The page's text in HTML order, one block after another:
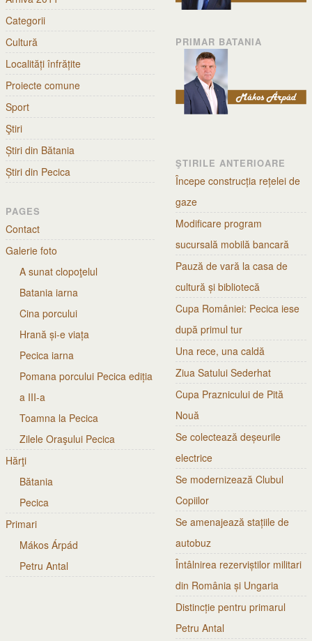
Categorii
Cultură
Localități înfrățite
Proiecte comune
Sport
Ştiri
Știri din Bătania
Știri din Pecica
PAGES
Contact
Galerie foto
A sunat clopoţelul
Batania iarna
Cina porcului
Hrană și-e viața
Pecica iarna
Pomana porcului Pecica ediția
a III-a
Toamna la Pecica
Zilele Oraşului Pecica
Hărţi
Bătania
Pecica
Primari
Mákos Árpád
Petru Antal
PRIMAR BATANIA
ŞTIRILE ANTERIOARE
Începe construcția rețelei de
gaze
Modificare program
sucursală mobilă bancară
Pauză de vară la casa de
cultură și bibliotecă
Cupa României: Pecica iese
după primul tur
Una rece, una caldă
Ziua Satului Sederhat
Cupa Praznicului de Pită
Nouă
Se colectează deșeurile
electrice
Se modernizează Clubul
Copiilor
Se amenajează stațiile de
autobuz
Întâlnirea rezerviștilor militari
din România și Ungaria
Distincție pentru primarul
Petru Antal